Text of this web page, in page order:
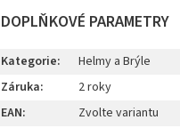
DOPLŇKOVÉ PARAMETRY
Kategorie:
Helmy a Brýle
Záruka:
2 roky
EAN:
Zvolte variantu